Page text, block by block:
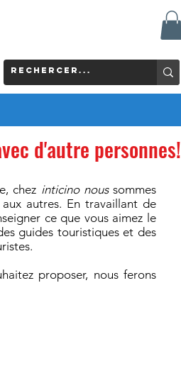
d'autre personnes!
chez inticino noussommes
autres. En travaillant de
ce que vous aimez le
guides touristiques et des
proposer, nous ferons